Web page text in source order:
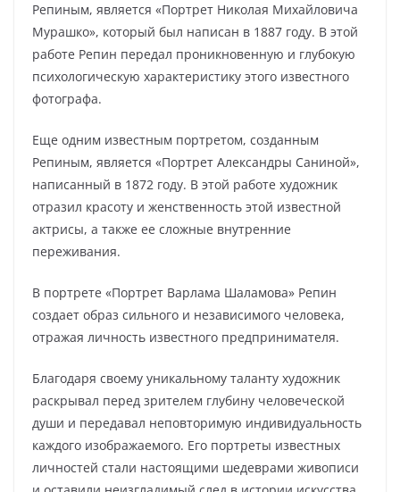
Репиным, является «Портрет Николая Михайловича
Мурашко», который был написан в 1887 году. В этой
работе Репин передал проникновенную и глубокую
психологическую характеристику этого известного
фотографа.
Еще одним известным портретом, созданным
Репиным, является «Портрет Александры Саниной»,
написанный в 1872 году. В этой работе художник
отразил красоту и женственность этой известной
актрисы, а также ее сложные внутренние
переживания.
В портрете «Портрет Варлама Шаламова» Репин
создает образ сильного и независимого человека,
отражая личность известного предпринимателя.
Благодаря своему уникальному таланту художник
раскрывал перед зрителем глубину человеческой
души и передавал неповторимую индивидуальность
каждого изображаемого. Его портреты известных
личностей стали настоящими шедеврами живописи